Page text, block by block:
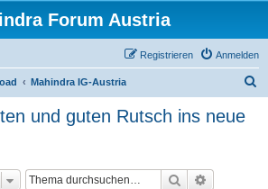
Forum Austria
Anmelden
Registrieren
Mahindra IG-Austria
und guten Rutsch ins neue
Suche